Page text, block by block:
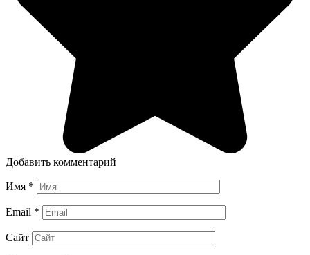
Добавить комментарий
Имя *
Email *
Сайт